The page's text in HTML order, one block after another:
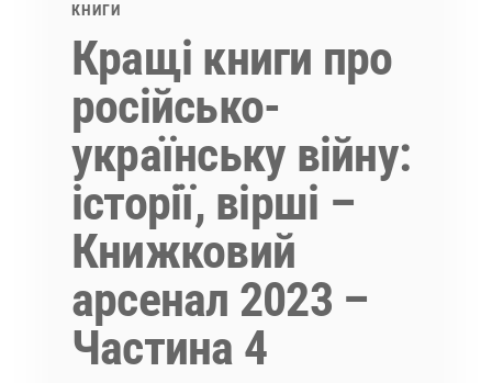
КНИГИ
Кращі книги про
російсько-
українську війну:
історії, вірші –
Книжковий
арсенал 2023 –
Частина 4